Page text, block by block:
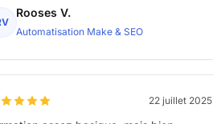
un prompt avec es variables
dans Gsheets.Je pense qu'avec
par moi même.
Rooses V.
Automatisation Make & SEO
22 juillet 2025